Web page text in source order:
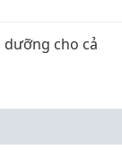
cho cả